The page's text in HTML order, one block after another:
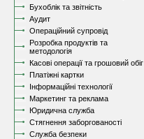
Бухоблік та звітність
Аудит
Операційний супровід
Розробка продуктів та
методологія
Касові операції та грошовий обіг
Платіжні картки
Інформаційні технології
Маркетинг та реклама
Юридична служба
Стягнення заборгованості
Служба безпеки